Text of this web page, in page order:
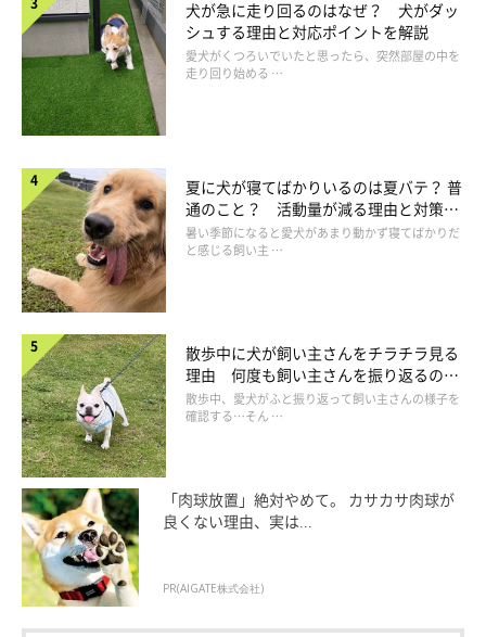
犬が飼い主を心配しているときの行動
犬が急に走り回るのはなぜ？ 犬がダッ
シュする理由と対応ポイントを解説
愛犬がくつろいでいたと思ったら、突然部屋の中を
走り回り始める …
夏に犬が寝てばかりいるのは夏バテ？ 普
通のこと？ 活動量が減る理由と対策と
は
暑い季節になると愛犬があまり動かず寝てばかりだ
と感じる飼い主 …
散歩中に犬が飼い主さんをチラチラ見る
理由 何度も飼い主さんを振り返るのは
なぜ？
散歩中、愛犬がふと振り返って飼い主さんの様子を
確認する…そん …
「肉球放置」絶対やめて。 カサカサ肉球が
良くない理由、実は...
PR(AIGATE株式会社)